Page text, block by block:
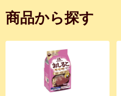
商品から探す